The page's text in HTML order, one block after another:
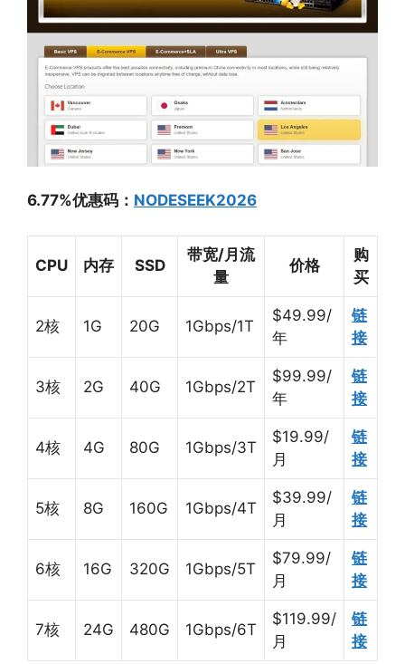
6.77%优惠码： NODESEEK2026
CPU 内存 SSD
带宽/月流
量
价格
购
买
2核 1G 20G 1Gbps/1T
$49.99/
年
链
接
3核 2G 40G 1Gbps/2T
$99.99/
年
链
接
4核 4G 80G 1Gbps/3T
$19.99/
月
链
接
5核 8G 160G 1Gbps/4T
$39.99/
月
链
接
6核 16G 320G 1Gbps/5T
$79.99/
月
链
接
7核 24G 480G 1Gbps/6T
$119.99/
月
链
接